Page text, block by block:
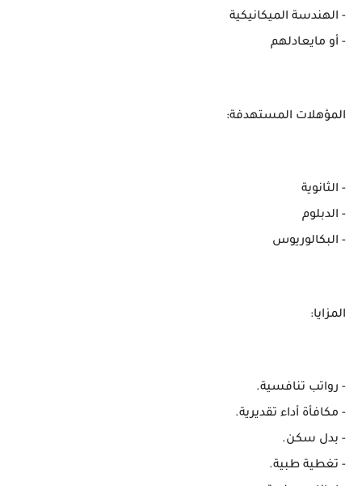
- ⁠الهندسة الميكانيكية
- أو مايعادلهم
المؤهلات المستهدفة:
- الثانوية
- الدبلوم
- البكالوريوس
المزايا:
- رواتب تنافسية.
- مكافأة أداء تقديرية.
- بدل سكن.
- تغطية طبية.